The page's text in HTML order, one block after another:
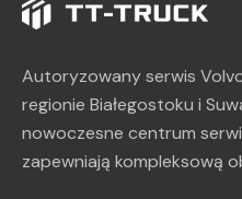
Autoryzowany serwis
regionie Białegostoku i
nowoczesne centrum
zapewniają kompleksową